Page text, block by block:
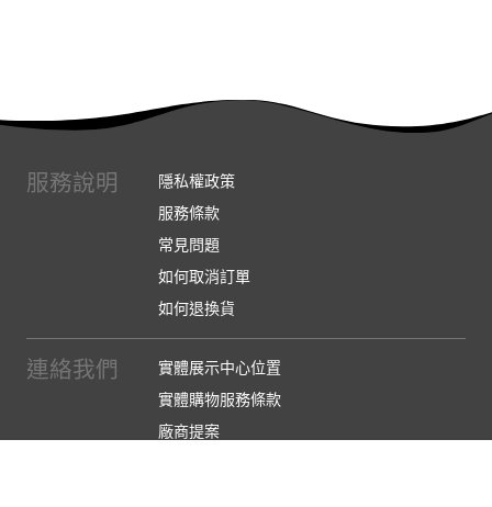
服務說明
隱私權政策
服務條款
常見問題
如何取消訂單
如何退換貨
連絡我們
實體展示中心位置
實體購物服務條款
廠商提案